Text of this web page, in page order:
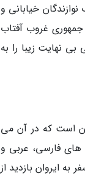
خیابانی و
جمهوری غروب آفتاب
نهایت زیبا را به
است که در آن می
کرد. بیش از 17000 نسخه خطی به زبان های فارسی، عربی و
به ایروان بازدید از